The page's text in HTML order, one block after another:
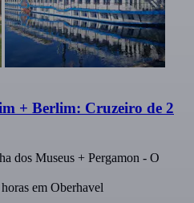
+ Berlim: Cruzeiro de 2
dos Museus + Pergamon - O
em Oberhavel